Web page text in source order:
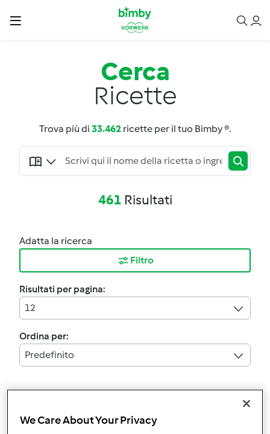
Cerca
Ricette
Trova più di 33.462 ricette per il tuo Bimby ®.
461 Risultati
Adatta la ricerca
Filtro
Risultati per pagina:
12
Ordina per:
Predefinito
I filtri:
We Care About Your Privacy